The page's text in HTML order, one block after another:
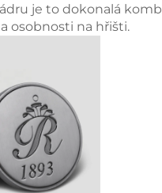
je to dokonalá
osobnosti na hřišti.